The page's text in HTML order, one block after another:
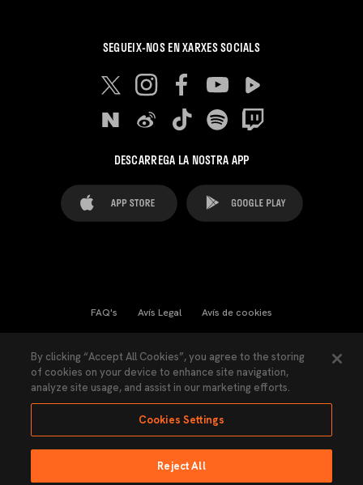
SEGUEIX-NOS EN XARXES SOCIALS
DESCARREGA LA NOSTRA APP
FAQ's Avís Legal Avís de cookies
Llei de Transparència Política de Privacitat
Accessibilitat
By clicking “Accept All Cookies”, you agree to the storing
of cookies on your device to enhance site navigation,
analyze site usage, and assist in our marketing efforts.
Cookies Settings
Reject All